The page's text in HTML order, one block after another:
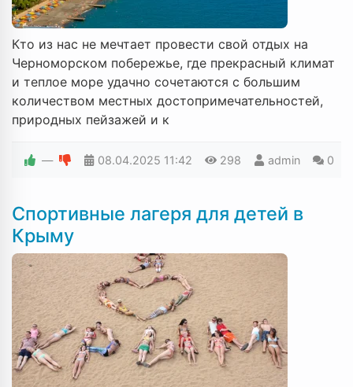
Кто из нас не мечтает провести свой отдых на
Черноморском побережье, где прекрасный климат
и теплое море удачно сочетаются с большим
количеством местных достопримечательностей,
природных пейзажей и к
— 08.04.2025 11:42 298 admin 0
Спортивные лагеря для детей в
Крыму